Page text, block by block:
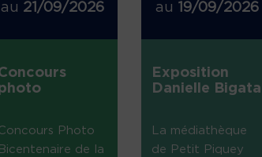
au 21/09/2026
Photo
Bicentenaire de la
au
19/09/2026
Exposition
Danielle Bigata
La médiathèque
de Petit Piquey